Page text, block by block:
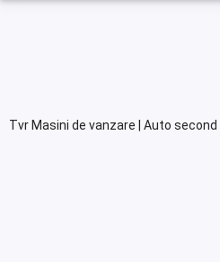
Tvr Masini de vanzare | Auto second